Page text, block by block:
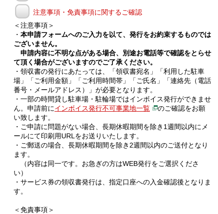
注意事項・免責事項に関するご確認
＜注意事項＞
・ 本申請フォームへのご入力を以て、発行をお約束するものでは
ございません。
申請内容に不明な点がある場合、別途お電話等で確認をとらせ
て頂く場合がございますのでご了承ください。
・領収書の発行にあたっては、「領収書宛名」「利用した駐車
場」「ご利用金額」「ご利用時間帯」「ご氏名」「連絡先（電話
番号・メールアドレス）」が必要となります。
・一部の時間貸し駐車場・駐輪場ではインボイス発行ができませ
ん。申請前にインボイス発行不可事業地一覧
のご確認をお願
い致します。
・ご申請に問題がない場合、長期休暇期間を除き1週間以内にメ
ールにて印刷用URLをお送りいたします。
・ご郵送の場合、長期休暇期間を除き2週間以内のご送付となり
ます。
（内容は同一です。お急ぎの方はWEB発行をご選択くださ
い）
・サービス券の領収書発行は、指定口座への入金確認後となりま
す。
＜免責事項＞